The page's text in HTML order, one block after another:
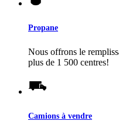
Propane
Nous offrons le
plus de 1 500 centres!
Camions à vendre